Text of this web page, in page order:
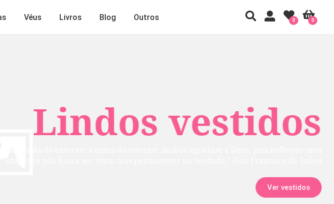
Lindos vestidos
Ver vestidos
Véus Livros Blog Outros 0
0